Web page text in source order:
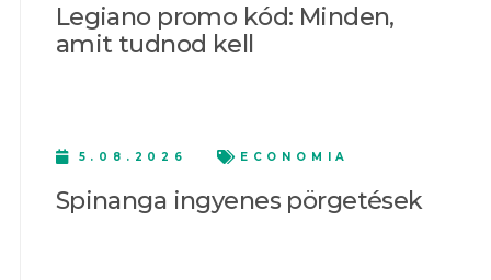
Legiano promo kód: Minden,
amit tudnod kell
5.08.2026 ECONOMIA
Spinanga ingyenes pörgetések